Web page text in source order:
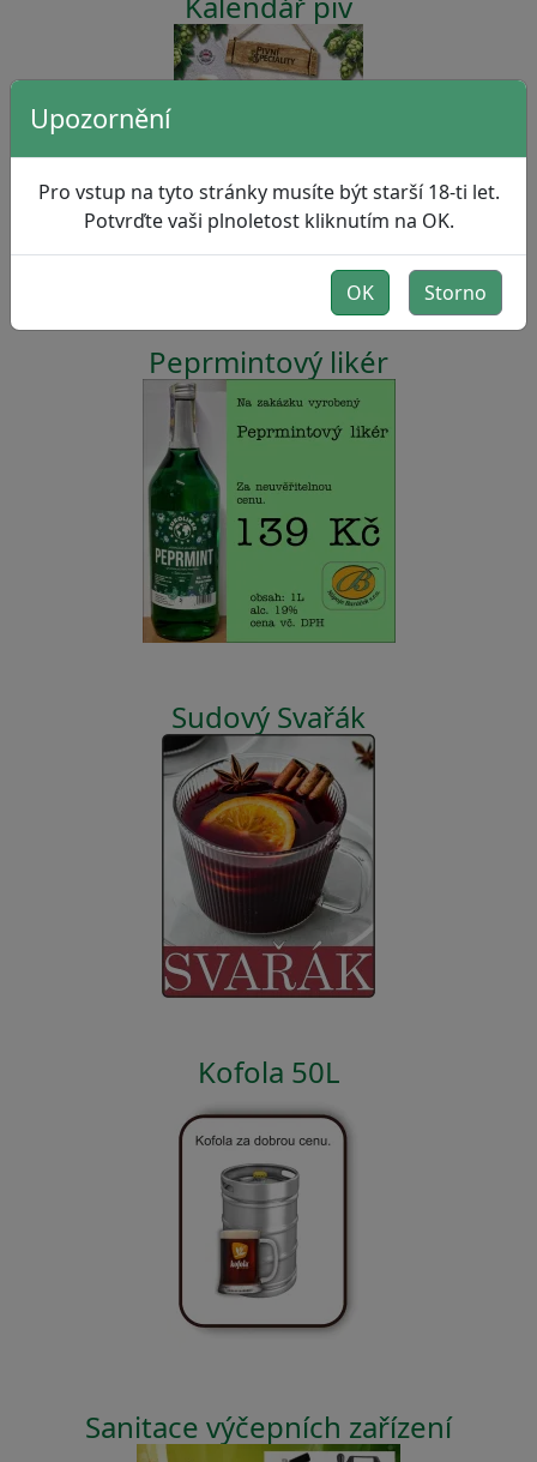
Peprmintový likér
Sudový Svařák
Kofola 50L
Sanitace výčepních zařízení
Upozornění
Pro vstup na tyto stránky musíte být starší 18-ti let.
Potvrďte vaši plnoletost kliknutím na OK.
OK Storno